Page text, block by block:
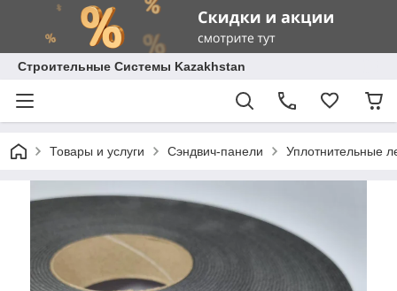
Строительные Системы Kazakhstan
Товары и услуги Сэндвич-панели Уплотнительные